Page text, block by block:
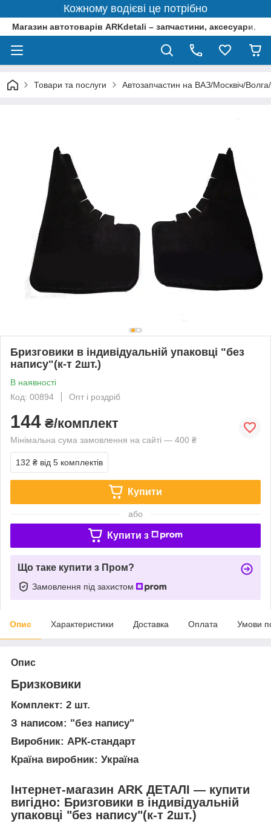
Кожному водієві це потрібно
Магазин автотоварів ARKdetali – запчастини, аксесуари,
Товари та послуги Автозапчастин на ВАЗ/Москвіч/
Бризговики в індивідуальній упаковці "без
напису"(к-т 2шт.)
В наявності
Код: 00894
Опт і роздріб
144 ₴/комплект
Мінімальна сума замовлення на сайті — 400 ₴
132 ₴ від 5 комплектів
Купити
або
Купити з
Що таке купити з Пром?
Замовлення під захистом
Опис Характеристики Доставка Оплата Умови
Опис
Бризковики
Комплект: 2 шт.
З написом: "без напису"
Виробник: АРК-стандарт
Країна виробник: Україна
Інтернет-магазин ARK ДЕТАЛІ — купити
вигідно: Бризговики в індивідуальній
упаковці "без напису"(к-т 2шт.)